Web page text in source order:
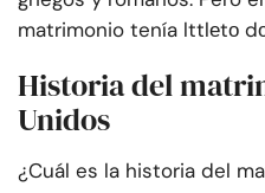
matrimonio tenía lttlеtо
Historia del
Unidos
¿Cuál es la historia del